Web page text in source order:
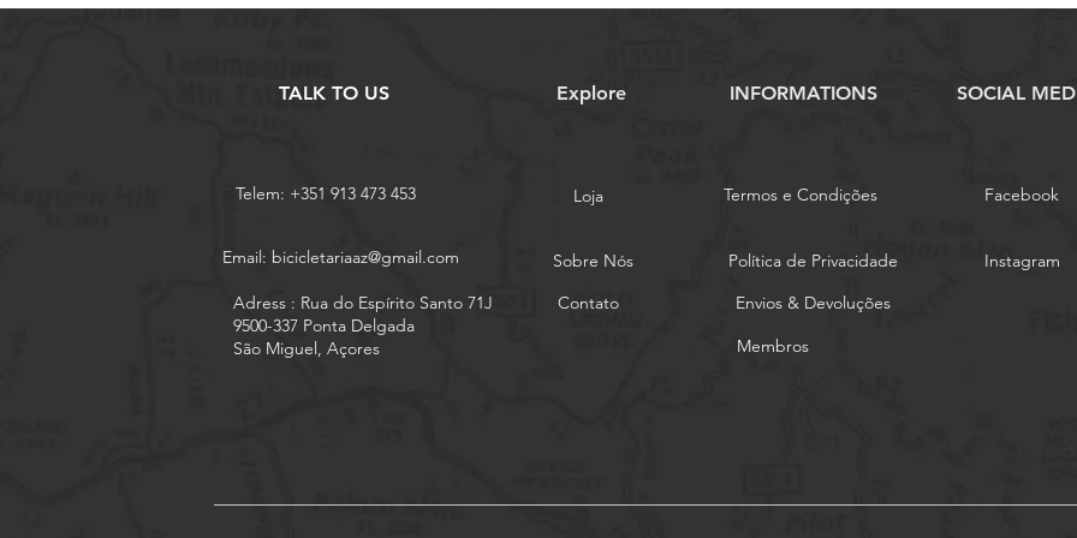
TALK TO US Explore INFORMATIONS SOCIAL
Telem: +351 913 473 453 Loja Termos e Condições Facebook
Email: bicicletariaaz@gmail.com
Sobre Nós
Contato
Adress : Rua do Espírito Santo 71J
9500-337 Ponta Delgada
São Miguel, Açores
Política de Privacidade
Instagram
Envios & Devoluções
Membros